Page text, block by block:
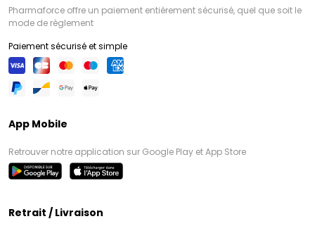
Pharmaforce offre un paiement entièrement sécurisé, quel que soit le
mode de règlement
Paiement sécurisé et simple
App Mobile
Retrouver notre application sur Google Play et App Store
Retrait / Livraison